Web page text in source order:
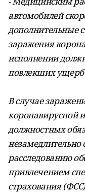
автомобилей
дополнительные
заражения
исполнении
повлекших ущерб
В случае
коронавирусной
должностных
незамедлительно
расследованию
привлечением
страхования